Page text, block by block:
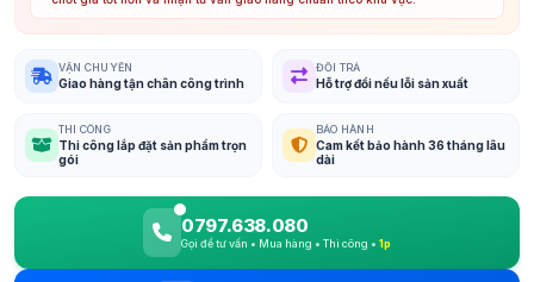
VẬN CHUYỂN
Giao hàng tận chân công trình
ĐỔI TRẢ
Hỗ trợ đổi nếu lỗi sản xuất
THI CÔNG
Thi công lắp đặt sản phẩm trọn
gói
BẢO HÀNH
Cam kết bảo hành 36 tháng lâu
dài
0797.638.080
Gọi để tư vấn • Mua hàng • Thi công • 1p